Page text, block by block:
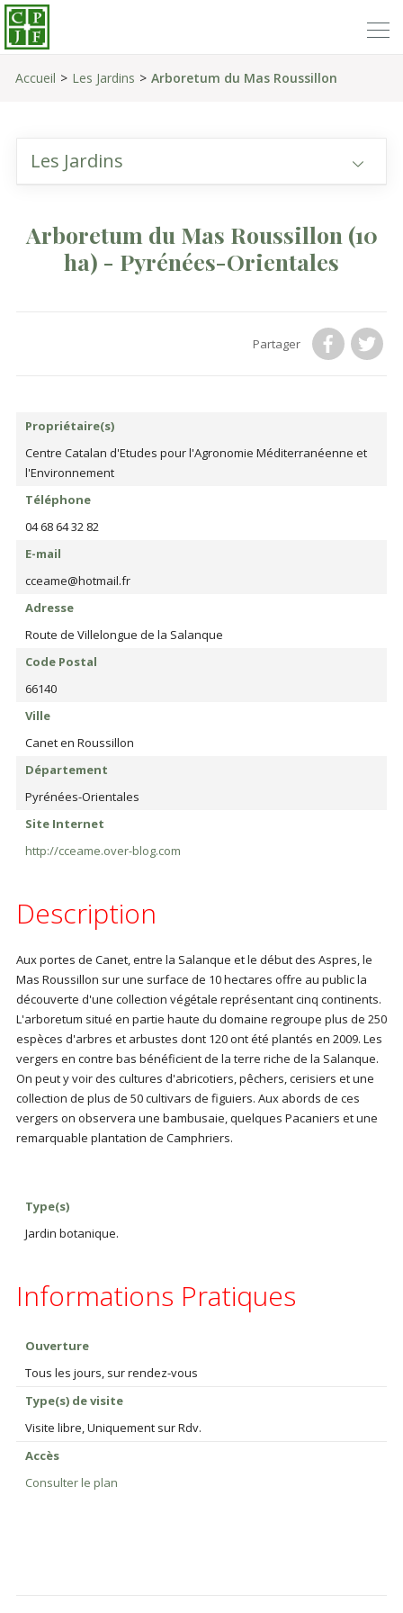
Accueil Les Jardins Arboretum du Mas Roussillon
Les Jardins
Arboretum du Mas Roussillon (10
ha) - Pyrénées-Orientales
Partager
Propriétaire(s)
Centre Catalan d'Etudes pour l'Agronomie Méditerranéenne et
l'Environnement
Téléphone
04 68 64 32 82
E-mail
cceame@hotmail.fr
Adresse
Route de Villelongue de la Salanque
Code Postal
66140
Ville
Canet en Roussillon
Département
Pyrénées-Orientales
Site Internet
http://cceame.over-blog.com
Description
Aux portes de Canet, entre la Salanque et le début des Aspres, le
Mas Roussillon sur une surface de 10 hectares offre au public la
découverte d'une collection végétale représentant cinq continents.
L'arboretum situé en partie haute du domaine regroupe plus de 250
espèces d'arbres et arbustes dont 120 ont été plantés en 2009. Les
vergers en contre bas bénéficient de la terre riche de la Salanque.
On peut y voir des cultures d'abricotiers, pêchers, cerisiers et une
collection de plus de 50 cultivars de figuiers. Aux abords de ces
vergers on observera une bambusaie, quelques Pacaniers et une
remarquable plantation de Camphriers.
Type(s)
Jardin botanique.
Informations Pratiques
Ouverture
Tous les jours, sur rendez-vous
Type(s) de visite
Visite libre, Uniquement sur Rdv.
Accès
Consulter le plan